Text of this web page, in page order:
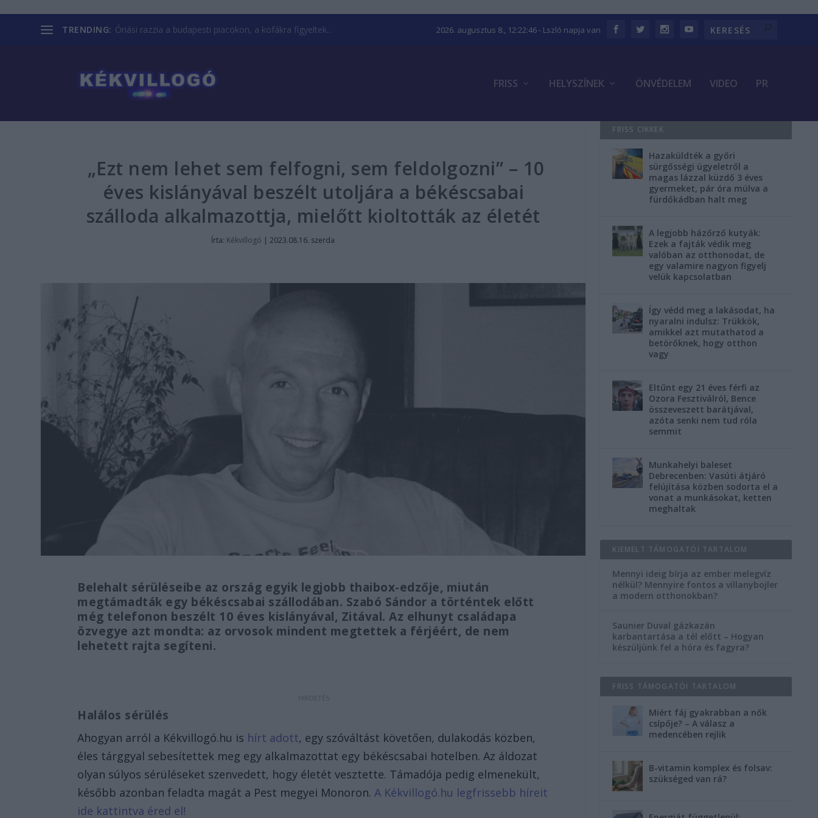
TRENDING: Óriási razzia a budapesti piacokon, a kofákra figyeltek... 2026. augusztus 8., 12:22:47- Lszló napja van
FRISS HELYSZÍNEK ÖNVÉDELEM VIDEO PR
„Ezt nem lehet sem felfogni, sem feldolgozni” – 10
éves kislányával beszélt utoljára a békéscsabai
szálloda alkalmazottja, mielőtt kioltották az életét
Írta: Kékvillogó | 2023.08.16. szerda
Belehalt sérüléseibe az ország egyik legjobb thaibox-edzője, miután
megtámadták egy békéscsabai szállodában. Szabó Sándor a történtek előtt
még telefonon beszélt 10 éves kislányával, Zitával. Az elhunyt családapa
özvegye azt mondta: az orvosok mindent megtettek a férjéért, de nem
lehetett rajta segíteni.
Halálos sérülés
Ahogyan arról a Kékvillogó.hu is hírt adott, egy szóváltást követően, dulakodás közben,
éles tárggyal sebesítettek meg egy alkalmazottat egy békéscsabai hotelben. Az áldozat
olyan súlyos sérüléseket szenvedett, hogy életét vesztette. Támadója pedig elmenekült,
később azonban feladta magát a Pest megyei Monoron. A Kékvillogó.hu legfrissebb híreit
ide kattintva éred el!
FRISS CIKKEK
Hazaküldték a győri
sürgősségi ügyeletről a
magas lázzal küzdő 3 éves
gyermeket, pár óra múlva a
fürdőkádban halt meg
A legjobb házőrző kutyák:
Ezek a fajták védik meg
valóban az otthonodat, de
egy valamire nagyon figyelj
velük kapcsolatban
Így védd meg a lakásodat, ha
nyaralni indulsz: Trükkök,
amikkel azt mutathatod a
betörőknek, hogy otthon
vagy
Eltűnt egy 21 éves férfi az
Ozora Fesztiválról, Bence
összeveszett barátjával,
azóta senki nem tud róla
semmit
Munkahelyi baleset
Debrecenben: Vasúti átjáró
felújítása közben sodorta el a
vonat a munkásokat, ketten
meghaltak
KIEMELT TÁMOGATÓI TARTALOM
Mennyi ideig bírja az ember melegvíz
nélkül? Mennyire fontos a villanybojler
a modern otthonokban?
Saunier Duval gázkazán
karbantartása a tél előtt – Hogyan
készüljünk fel a hóra és fagyra?
FRISS TÁMOGATÓI TARTALOM
Miért fáj gyakrabban a nők
csípője? – A válasz a
medencében rejlik
B-vitamin komplex és folsav:
szükséged van rá?